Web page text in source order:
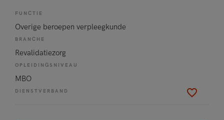
FUNCTIE
Overige beroepen verpleegkunde
BRANCHE
Revalidatiezorg
OPLEIDINGSNIVEAU
MBO
DIENSTVERBAND